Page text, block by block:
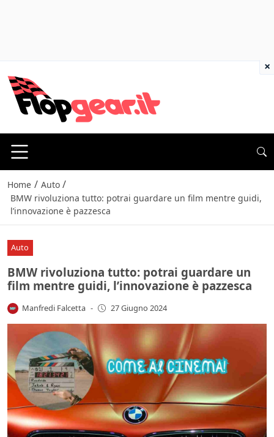
Home / Auto /
BMW rivoluziona tutto: potrai guardare un film mentre guidi,
l’innovazione è pazzesca
Auto
BMW rivoluziona tutto: potrai guardare un
film mentre guidi, l’innovazione è pazzesca
Manfredi Falcetta - 27 Giugno 2024
×